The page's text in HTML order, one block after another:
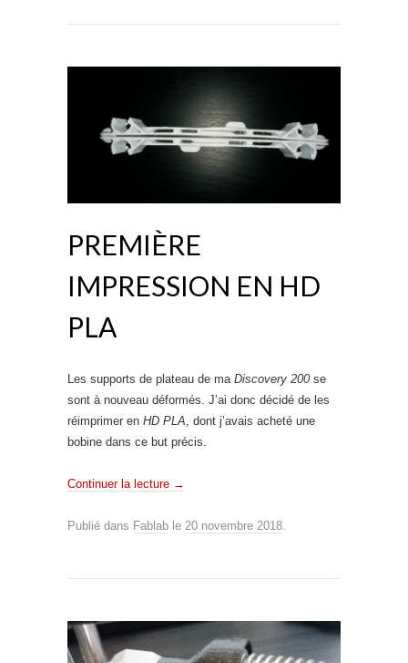
PREMIÈRE
IMPRESSION EN HD
PLA
Les supports de plateau de ma Discovery 200 se
sont à nouveau déformés. J’ai donc décidé de les
réimprimer en HD PLA , dont j’avais acheté une
bobine dans ce but précis.
Continuer la lecture →
Publié dans Fablab le 20 novembre 2018